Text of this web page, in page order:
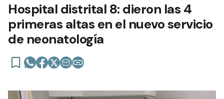
Hospital distrital 8: dieron las 4
primeras altas en el nuevo servicio
de neonatología